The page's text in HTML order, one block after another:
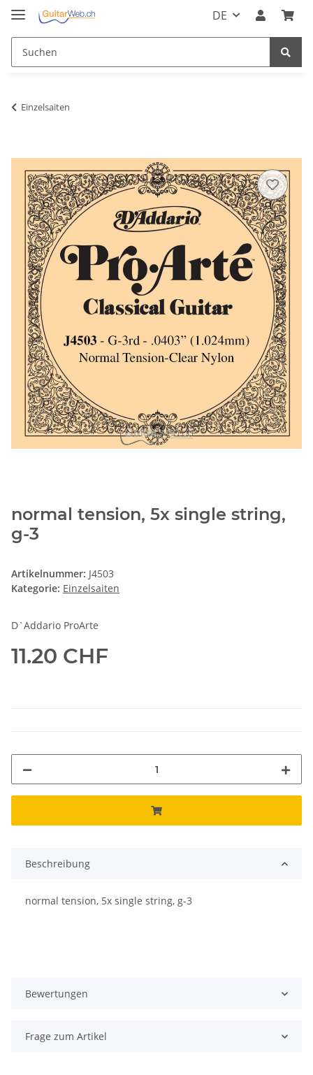
DE
Einzelsaiten
normal tension, 5x single string,
g-3
Artikelnummer: J4503
Kategorie: Einzelsaiten
D`Addario ProArte
11.20 CHF
Beschreibung
normal tension, 5x single string, g-3
Bewertungen
Frage zum Artikel